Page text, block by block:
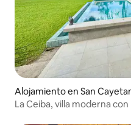
Alojamiento en San
La Ceiba, villa moderna